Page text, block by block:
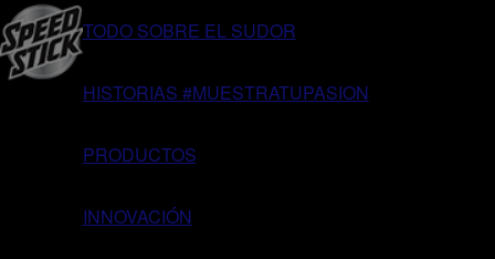
TODO SOBRE EL SUDOR
HISTORIAS #MUESTRATUPASION
PRODUCTOS
INNOVACIÓN